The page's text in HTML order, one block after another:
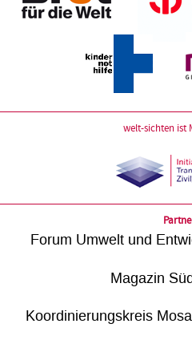
welt-sichten ist
Forum Umwelt und
Magazin
Koordinierungskreis